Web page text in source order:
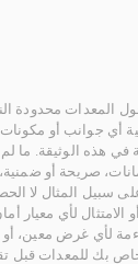
حول المعدات
أي جوانب أو
في هذه الوثيقة. ما
صريحة أو
سبيل المثال لا
الامتثال لأي معيار
لأي غرض معين،
بك للمعدات قبل